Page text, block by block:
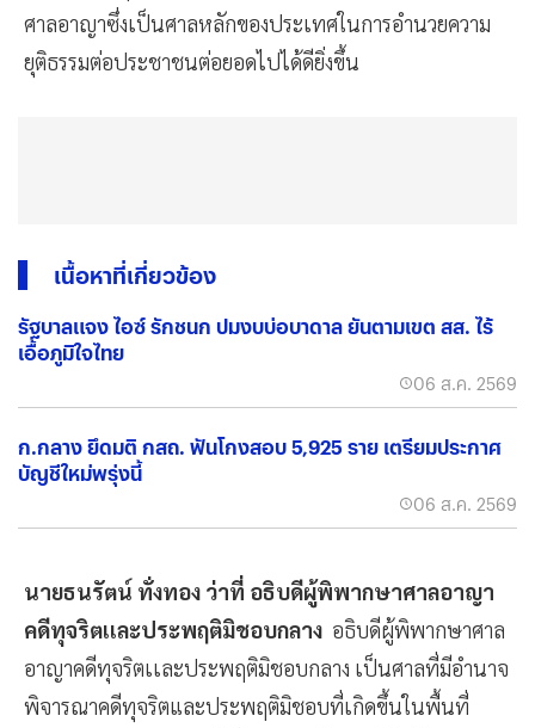
ศาลอาญาซึ่งเป็นศาลหลักของประเทศในการอำนวยความ
ยุติธรรมต่อประชาชนต่อยอดไปได้ดียิ่งขึ้น
เนื้อหาที่เกี่ยวข้อง
รัฐบาลแจง ไอซ์ รักชนก ปมงบบ่อบาดาล ยันตามเขต สส. ไร้
เอื้อภูมิใจไทย
06 ส.ค. 2569
ก.กลาง ยึดมติ กสถ. ฟันโกงสอบ 5,925 ราย เตรียมประกาศ
บัญชีใหม่พรุ่งนี้
06 ส.ค. 2569
นายธนรัตน์ ทั่งทอง ว่าที่ อธิบดีผู้พิพากษาศาลอาญา
คดีทุจริตเเละประพฤติมิชอบกลาง อธิบดีผู้พิพากษาศาล
อาญาคดีทุจริตเเละประพฤติมิชอบกลาง เป็นศาลที่มีอำนาจ
พิจารณาคดีทุจริตและประพฤติมิชอบที่เกิดขึ้นในพื้นที่